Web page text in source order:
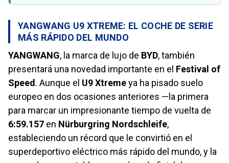
YANGWANG U9 XTREME: EL COCHE DE SERIE
MÁS RÁPIDO DEL MUNDO
YANGWANG, la marca de lujo de BYD, también
presentará una novedad importante en el Festival of
Speed. Aunque el U9 Xtremeya ha pisado suelo
europeo en dos ocasiones anteriores —la primera
para marcar un impresionante tiempo de vuelta de
6:59.157 en Nürburgring Nordschleife,
estableciendo un récord que le convirtió en el
superdeportivo eléctrico más rápido del mundo, y la